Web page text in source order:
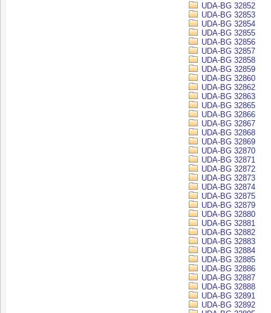
UDA-BG 32852
UDA-BG 32853
UDA-BG 32854
UDA-BG 32855
UDA-BG 32856
UDA-BG 32857
UDA-BG 32858
UDA-BG 32859
UDA-BG 32860
UDA-BG 32862
UDA-BG 32863
UDA-BG 32865
UDA-BG 32866
UDA-BG 32867
UDA-BG 32868
UDA-BG 32869
UDA-BG 32870
UDA-BG 32871
UDA-BG 32872
UDA-BG 32873
UDA-BG 32874
UDA-BG 32875
UDA-BG 32879
UDA-BG 32880
UDA-BG 32881
UDA-BG 32882
UDA-BG 32883
UDA-BG 32884
UDA-BG 32885
UDA-BG 32886
UDA-BG 32887
UDA-BG 32888
UDA-BG 32891
UDA-BG 32892